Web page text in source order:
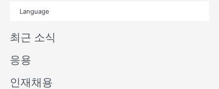
u
e
i
n
Language
최근 소식
응용
인재채용